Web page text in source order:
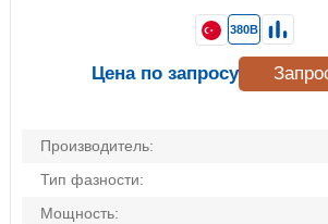
Производитель:
Тип фазности:
Мощность:
380В
Цена по запросу